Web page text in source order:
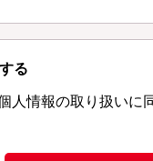
る
人情報の取り扱いに